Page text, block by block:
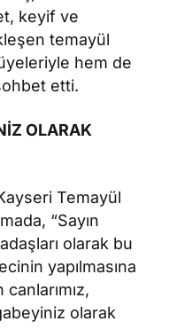
keyif ve
temayül
hem de
etti.
OLARAK
Temayül
“Sayın
olarak bu
yapılmasına
olarak